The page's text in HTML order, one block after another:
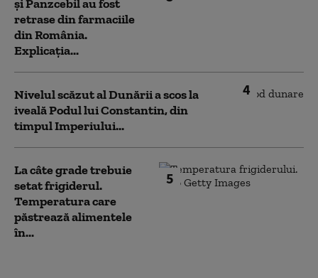
și Panzcebil au fost
retrase din farmaciile
din România.
Explicația...
4
Nivelul scăzut al Dunării a scos la
iveală Podul lui Constantin, din
timpul Imperiului...
5
La câte grade trebuie
setat frigiderul.
Temperatura care
păstrează alimentele
în...